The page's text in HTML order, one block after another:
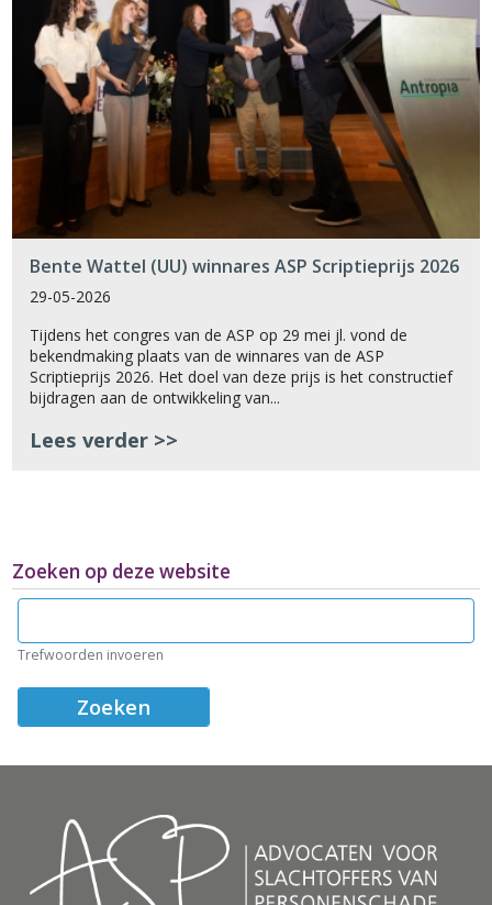
Bente Wattel (UU) winnares ASP Scriptieprijs 2026
29-05-2026
Tijdens het congres van de ASP op 29 mei jl. vond de
bekendmaking plaats van de winnares van de ASP
Scriptieprijs 2026. Het doel van deze prijs is het constructief
bijdragen aan de ontwikkeling van...
Lees verder >>
Zoeken op deze website
Zoeken
Trefwoorden invoeren